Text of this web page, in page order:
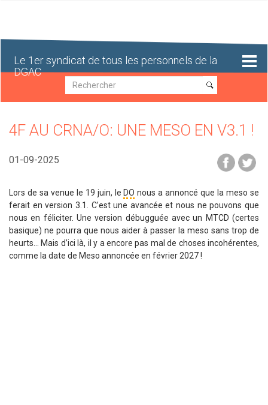
Le 1er syndicat de tous les personnels de la
DGAC
Recherche
Recherche
4F AU CRNA/O: UNE MESO EN V3.1 !
01-09-2025
Lors de sa venue le 19 juin, le DO nous a annoncé que la meso se
ferait en version 3.1. C’est une avancée et nous ne pouvons que
nous en féliciter. Une version débugguée avec un MTCD (certes
basique) ne pourra que nous aider à passer la meso sans trop de
heurts… Mais d’ici là, il y a encore pas mal de choses incohérentes,
comme la date de Meso annoncée en février 2027 !